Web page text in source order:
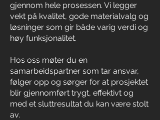
gjennom hele prosessen. Vi legger
vekt på kvalitet, gode materialvalg og
løsninger som gir både varig verdi og
høy funksjonalitet.
Hos oss møter du en
samarbeidspartner som tar ansvar,
følger opp og sørger for at prosjektet
blir gjennomført trygt, effektivt og
med et sluttresultat du kan være stolt
av.